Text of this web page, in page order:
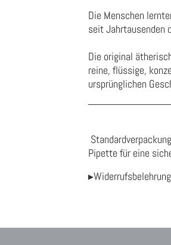
Die Menschen
seit Jahrtausenden
Die original
reine, flüssige,
ursprünglichen
Pipette für eine
▸Widerrufsbelehrung